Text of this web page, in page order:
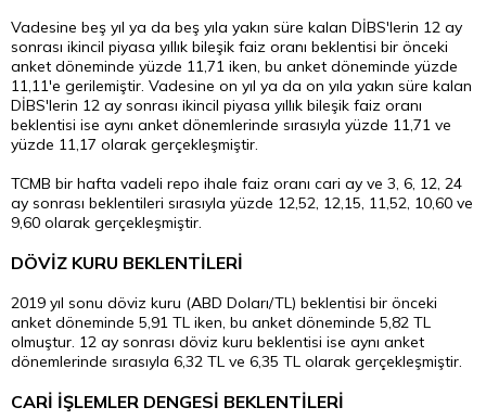
Vadesine beş yıl ya da beş yıla yakın süre kalan DİBS'lerin 12 ay
sonrası ikincil piyasa yıllık bileşik faiz oranı beklentisi bir önceki
anket döneminde yüzde 11,71 iken, bu anket döneminde yüzde
11,11'e gerilemiştir. Vadesine on yıl ya da on yıla yakın süre kalan
DİBS'lerin 12 ay sonrası ikincil piyasa yıllık bileşik faiz oranı
beklentisi ise aynı anket dönemlerinde sırasıyla yüzde 11,71 ve
yüzde 11,17 olarak gerçekleşmiştir.
TCMB bir hafta vadeli repo ihale faiz oranı cari ay ve 3, 6, 12, 24
ay sonrası beklentileri sırasıyla yüzde 12,52, 12,15, 11,52, 10,60 ve
9,60 olarak gerçekleşmiştir.
DÖVİZ KURU BEKLENTİLERİ
2019 yıl sonu döviz kuru (ABD Doları/TL) beklentisi bir önceki
anket döneminde 5,91 TL iken, bu anket döneminde 5,82 TL
olmuştur. 12 ay sonrası döviz kuru beklentisi ise aynı anket
dönemlerinde sırasıyla 6,32 TL ve 6,35 TL olarak gerçekleşmiştir.
CARİ İŞLEMLER DENGESİ BEKLENTİLERİ